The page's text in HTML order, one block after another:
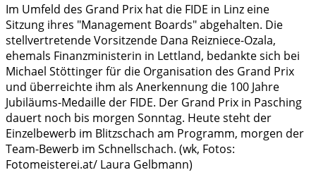
Im Umfeld des Grand Prix hat die FIDE in Linz eine
Sitzung ihres "Management Boards" abgehalten. Die
stellvertretende Vorsitzende Dana Reizniece-Ozala,
ehemals Finanzministerin in Lettland, bedankte sich bei
Michael Stöttinger für die Organisation des Grand Prix
und überreichte ihm als Anerkennung die 100 Jahre
Jubiläums-Medaille der FIDE. Der Grand Prix in Pasching
dauert noch bis morgen Sonntag. Heute steht der
Einzelbewerb im Blitzschach am Programm, morgen der
Team-Bewerb im Schnellschach. (wk, Fotos:
Fotomeisterei.at/ Laura Gelbmann)